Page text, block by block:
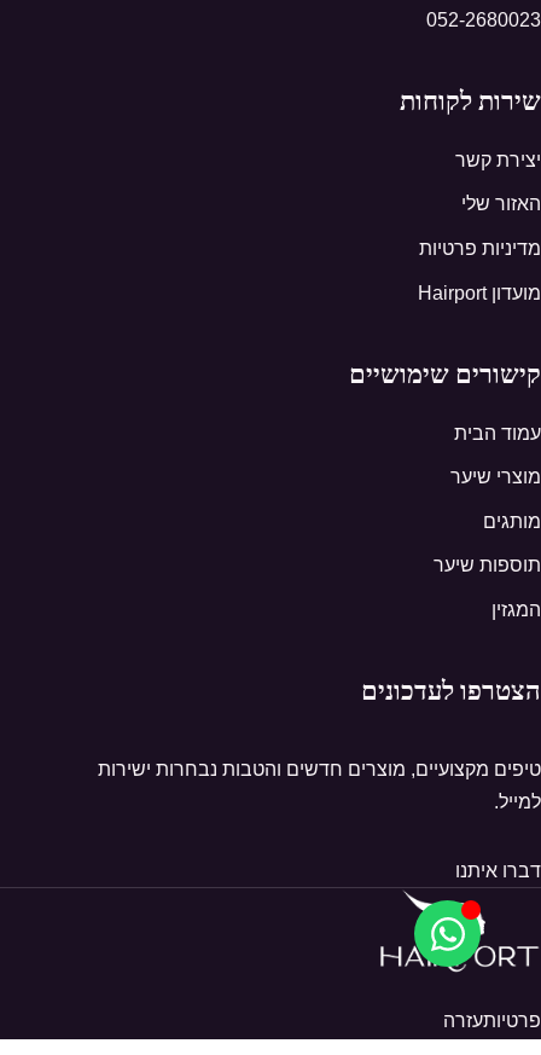
052-2680023
שירות לקוחות
יצירת קשר
האזור שלי
מדיניות פרטיות
מועדון Hairport
קישורים שימושיים
עמוד הבית
מוצרי שיער
מותגים
תוספות שיער
המגזין
הצטרפו לעדכונים
טיפים מקצועיים, מוצרים חדשים והטבות נבחרות ישירות
למייל.
דברו איתנו
פרטיותעזרה